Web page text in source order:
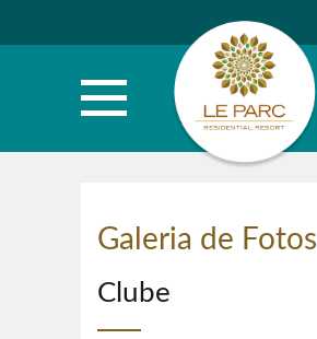
Galeria de Fotos
Clube